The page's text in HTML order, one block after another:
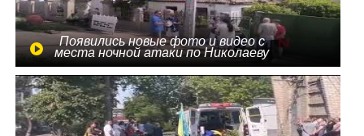
Появились новые фото и видео с
места ночной атаки по Николаеву